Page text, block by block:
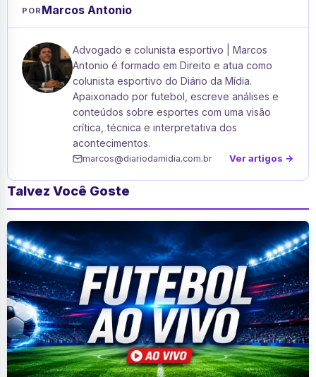
POR Marcos Antonio
Advogado e colunista esportivo | Marcos
Antonio é formado em Direito e atua como
colunista esportivo do Diário da Mídia.
Apaixonado por futebol, escreve análises e
conteúdos sobre esportes com uma visão
crítica, técnica e interpretativa dos
acontecimentos.
marcos@diariodamidia.com.br Ver artigos →
Talvez Você Goste